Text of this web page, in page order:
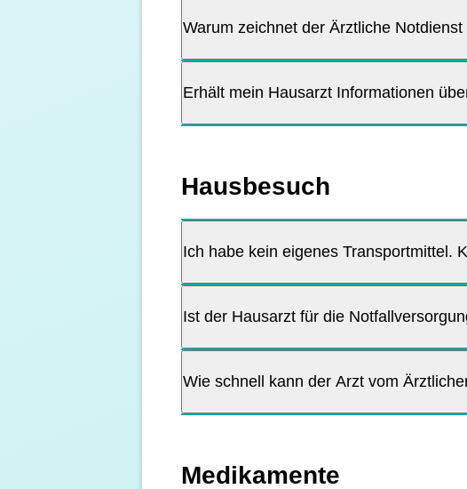
Warum zeichnet der Ärztliche
Erhält mein Hausarzt Informationen
Hausbesuch
Ich habe kein eigenes Transportmittel.
Ist der Hausarzt für die
Wie schnell kann der Arzt vom
Medikamente